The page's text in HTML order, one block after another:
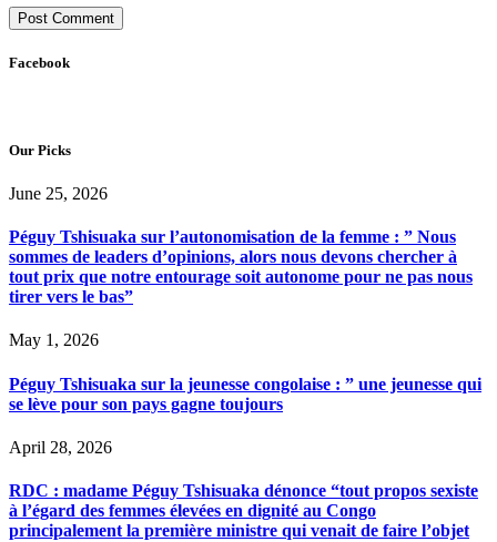
Facebook
Our Picks
June 25, 2026
Péguy Tshisuaka sur l’autonomisation de la femme : ” Nous
sommes de leaders d’opinions, alors nous devons chercher à
tout prix que notre entourage soit autonome pour ne pas nous
tirer vers le bas”
May 1, 2026
Péguy Tshisuaka sur la jeunesse congolaise : ” une jeunesse qui
se lève pour son pays gagne toujours
April 28, 2026
RDC : madame Péguy Tshisuaka dénonce “tout propos sexiste
à l’égard des femmes élevées en dignité au Congo
principalement la première ministre qui venait de faire l’objet